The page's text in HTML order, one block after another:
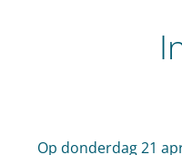
Op donderdag 21